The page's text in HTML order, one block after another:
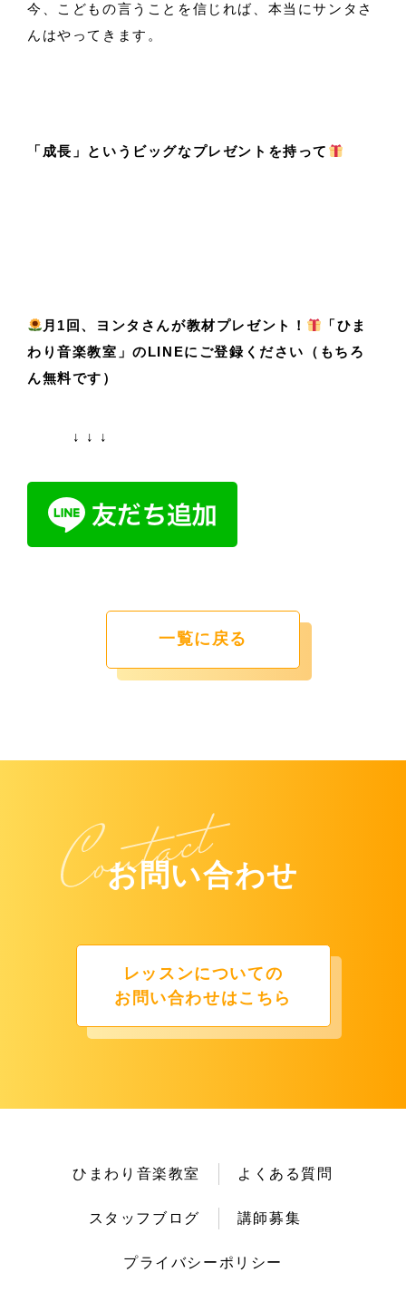
今、こどもの言うことを信じれば、本当にサンタさ
んはやってきます。
「成長」というビッグなプレゼントを持って
月1回、ヨンタさんが教材プレゼント！
「ひま
わり音楽教室」のLINEにご登録ください（もちろ
ん無料です）
↓ ↓ ↓
一覧に戻る
お問い合わせ
レッスンについての
お問い合わせはこちら
ひまわり音楽教室 よくある質問
スタッフブログ 講師募集
プライバシーポリシー